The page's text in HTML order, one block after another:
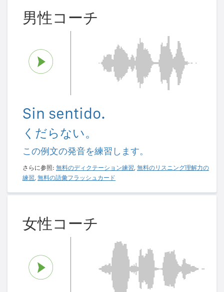
男性コーチ
Sin sentido.
くだらない。
この例文の発音を練習します。
さらに参照: 無料のディクテーション練習, 無料のリスニング理解力の
練習, 無料の語彙フラッシュカード
女性コーチ